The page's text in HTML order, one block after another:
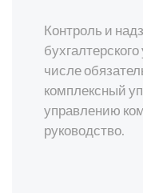
Контроль и
числе
комплексный
управлению
руководство.